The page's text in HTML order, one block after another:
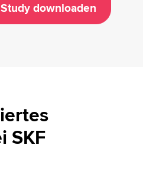
downloaden
SKF